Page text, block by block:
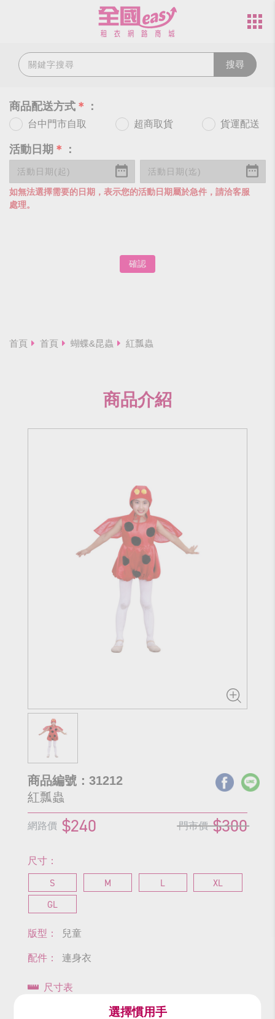
搜尋
商品配送方式 ＊ ：
台中門市自取 超商取貨 貨運配送
活動日期 ＊ ：
如無法選擇需要的日期，表示您的活動日期屬於急件，請洽客服
處理。
確認
首頁 首頁 蝴蝶&昆蟲 紅瓢蟲
商品介紹
商品編號：31212
紅瓢蟲
網路價 $240 門市價 $300
尺寸：
S M L
XL
GL
版型： 兒童
配件： 連身衣
尺寸表
選擇慣用手